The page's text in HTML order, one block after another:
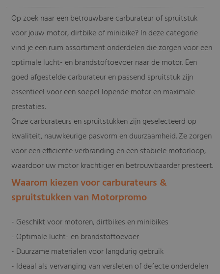
Op zoek naar een betrouwbare carburateur of spruitstuk
voor jouw motor, dirtbike of minibike? In deze categorie
vind je een ruim assortiment onderdelen die zorgen voor een
optimale lucht- en brandstoftoevoer naar de motor. Een
goed afgestelde carburateur en passend spruitstuk zijn
essentieel voor een soepel lopende motor en maximale
prestaties.
Onze carburateurs en spruitstukken zijn geselecteerd op
kwaliteit, nauwkeurige pasvorm en duurzaamheid. Ze zorgen
voor een efficiënte verbranding en een stabiele motorloop,
waardoor uw motor krachtiger en betrouwbaarder presteert.
Waarom kiezen voor carburateurs &
spruitstukken van Motorpromo
- Geschikt voor motoren, dirtbikes en minibikes
- Optimale lucht- en brandstoftoevoer
- Duurzame materialen voor langdurig gebruik
- Ideaal als vervanging van versleten of defecte onderdelen